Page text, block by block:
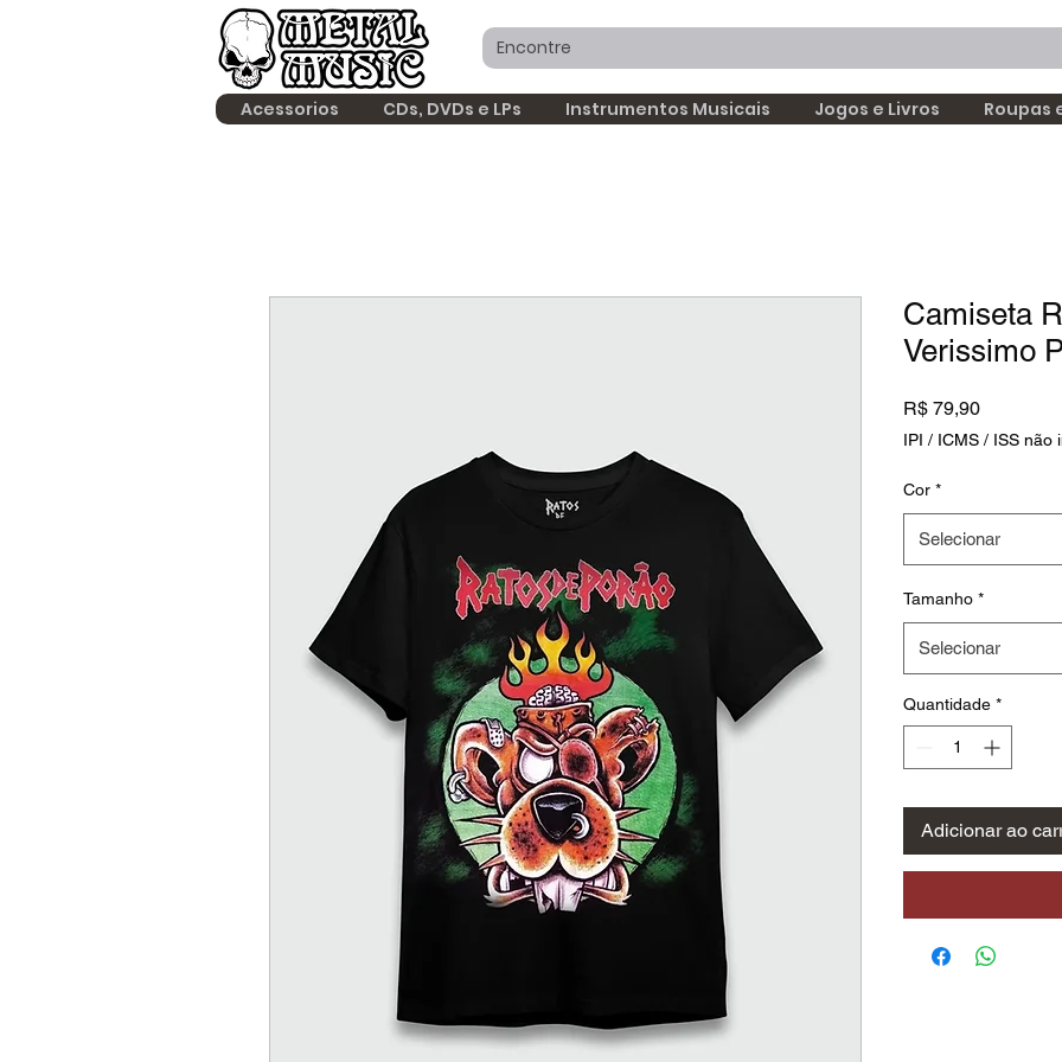
Acessorios CDs, DVDs e LPs Instrumentos Musicais Jogos e Livros Roupas
Camiseta
Verissimo
R$ 79,90Preço
IPI / ICMS / ISS não
Cor *
Selecionar
Tamanho *
Selecionar
Quantidade *
Adicionar ao